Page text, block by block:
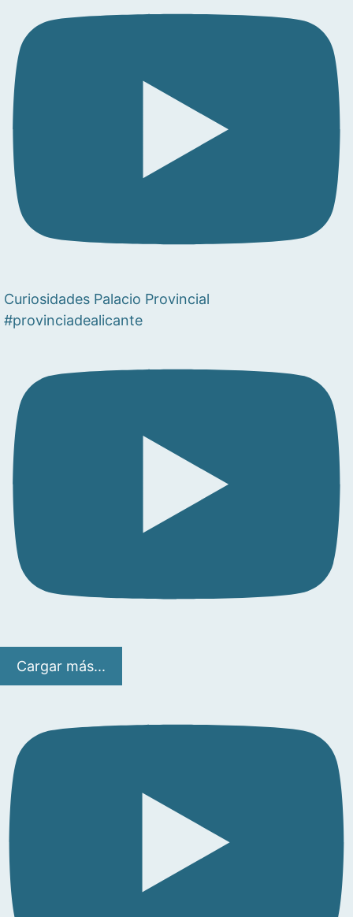
Curiosidades Palacio Provincial
#provinciadealicante
Cargar más...